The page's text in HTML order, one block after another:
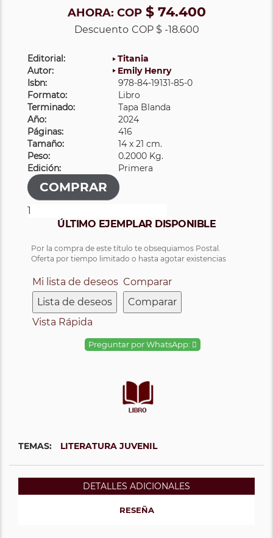
AHORA: COP$ 74.400
Descuento COP $ -18.600
Editorial:
Titania
Autor:
Emily Henry
Isbn:
978-84-19131-85-0
Formato:
Libro
Terminado:
Tapa Blanda
Año:
2024
Páginas:
416
Tamaño:
14 x 21 cm.
Peso:
0.2000 Kg.
Edición:
Primera
ÚLTIMO EJEMPLAR DISPONIBLE
Por la compra de este título te obsequiamos Postal.
Oferta por tiempo limitado o hasta agotar existencias
Mi lista de deseos
Lista de deseos
Comparar
Comparar
Vista Rápida
Preguntar por WhatsApp:
TEMAS: LITERATURA JUVENIL
DETALLES ADICIONALES
RESEÑA